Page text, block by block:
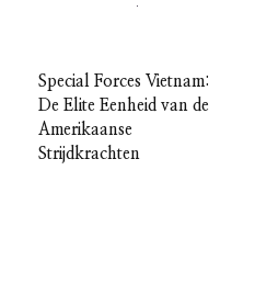
Special Forces Vietnam:
De Elite Eenheid van de
Amerikaanse
Strijdkrachten